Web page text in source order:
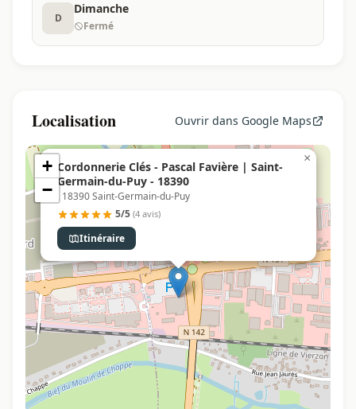
D
Dimanche
Fermé
Localisation Ouvrir dans Google Maps
Cordonnerie Clés - Pascal Favière | Saint-
Germain-du-Puy - 18390
, 18390 Saint-Germain-du-Puy
5/5 (4 avis)
Itinéraire
×
+
−